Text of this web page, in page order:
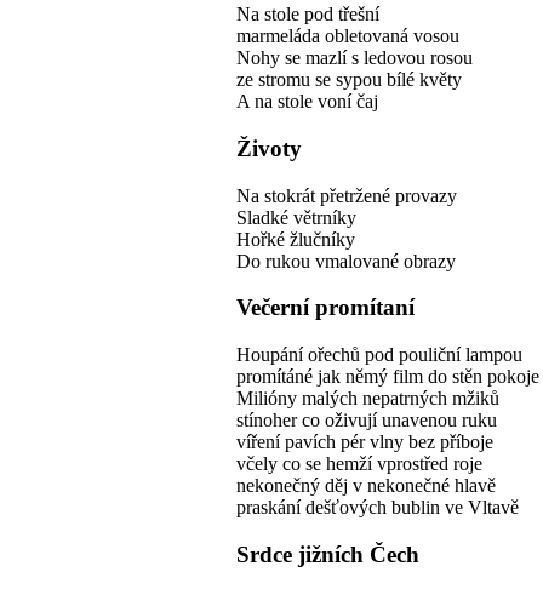
Na stole pod třešní
marmeláda obletovaná vosou
Nohy se mazlí s ledovou rosou
ze stromu se sypou bílé květy
A na stole voní čaj
Životy
Na stokrát přetržené provazy
Sladké větrníky
Hořké žlučníky
Do rukou vmalované obrazy
Večerní promítaní
Houpání ořechů pod pouliční lampou
promítáné jak němý film do stěn pokoje
Milióny malých nepatrných mžiků
stínoher co oživují unavenou ruku
víření pavích pér vlny bez příboje
včely co se hemží vprostřed roje
nekonečný děj v nekonečné hlavě
praskání dešťových bublin ve Vltavě
Srdce jižních Čech